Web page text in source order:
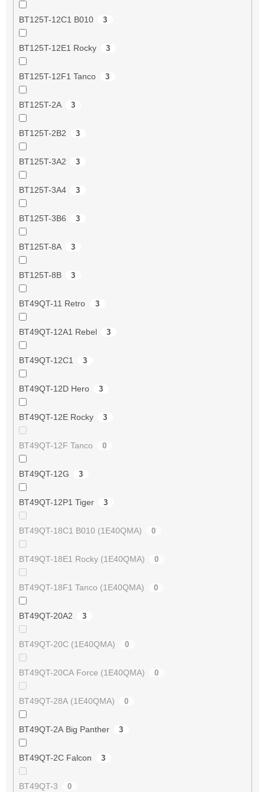
BT125T-12C1 B010 3
BT125T-12E1 Rocky 3
BT125T-12F1 Tanco 3
BT125T-2A 3
BT125T-2B2 3
BT125T-3A2 3
BT125T-3A4 3
BT125T-3B6 3
BT125T-8A 3
BT125T-8B 3
BT49QT-11 Retro 3
BT49QT-12A1 Rebel 3
BT49QT-12C1 3
BT49QT-12D Hero 3
BT49QT-12E Rocky 3
BT49QT-12F Tanco 0
BT49QT-12G 3
BT49QT-12P1 Tiger 3
BT49QT-18C1 B010 (1E40QMA) 0
BT49QT-18E1 Rocky (1E40QMA) 0
BT49QT-18F1 Tanco (1E40QMA) 0
BT49QT-20A2 3
BT49QT-20C (1E40QMA) 0
BT49QT-20CA Force (1E40QMA) 0
BT49QT-28A (1E40QMA) 0
BT49QT-2A Big Panther 3
BT49QT-2C Falcon 3
BT49QT-3 0